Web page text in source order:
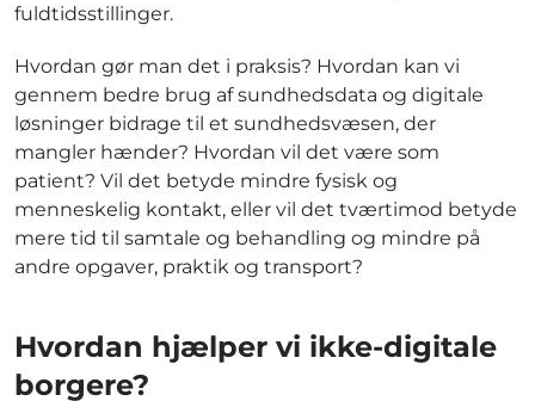
fuldtidsstillinger.
Hvordan gør man det i praksis? Hvordan kan vi
gennem bedre brug af sundhedsdata og digitale
løsninger bidrage til et sundhedsvæsen, der
mangler hænder? Hvordan vil det være som
patient? Vil det betyde mindre fysisk og
menneskelig kontakt, eller vil det tværtimod betyde
mere tid til samtale og behandling og mindre på
andre opgaver, praktik og transport?
Hvordan hjælper vi ikke-digitale
borgere?